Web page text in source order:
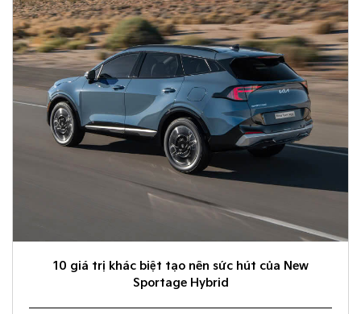
10 giá trị khác biệt tạo nên sức hút của New
Sportage Hybrid